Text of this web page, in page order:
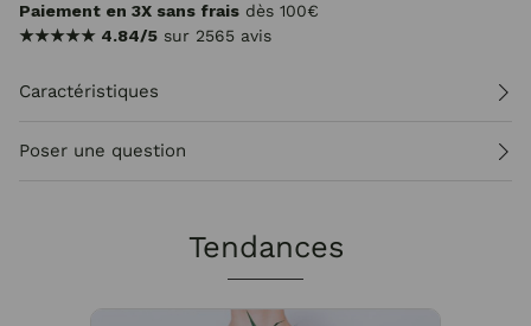
Paiement en 3X sans frais dès 100€
★★★★★ 4.84/5 sur 2565 avis
Caractéristiques
Poser une question
Tendances